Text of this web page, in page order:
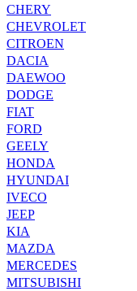
CHERY
CHEVROLET
CITROEN
DACIA
DAEWOO
DODGE
FIAT
FORD
GEELY
HONDA
HYUNDAI
IVECO
JEEP
KIA
MAZDA
MERCEDES
MITSUBISHI